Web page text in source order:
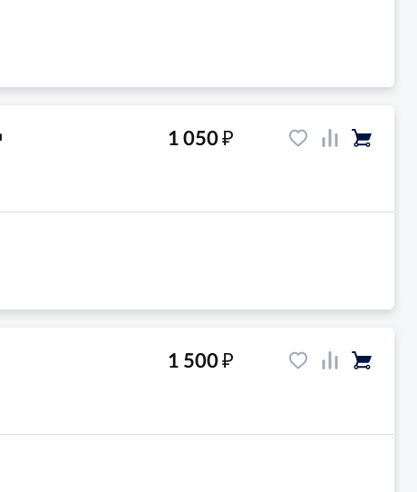
1 050₽
1 500₽